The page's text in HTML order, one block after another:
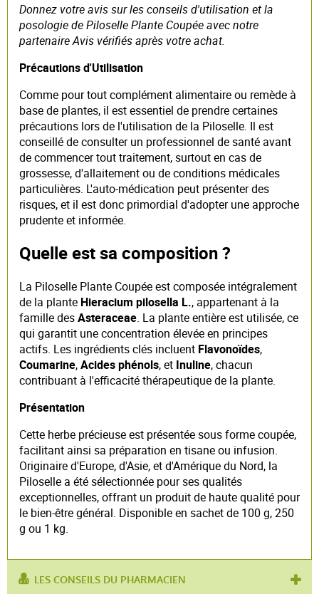
Donnez votre avis sur les conseils d'utilisation et la
posologie de Piloselle Plante Coupée avec notre
partenaire Avis vérifiés après votre achat.
Précautions d'Utilisation
Comme pour tout complément alimentaire ou remède à
base de plantes, il est essentiel de prendre certaines
précautions lors de l'utilisation de la Piloselle. Il est
conseillé de consulter un professionnel de santé avant
de commencer tout traitement, surtout en cas de
grossesse, d'allaitement ou de conditions médicales
particulières. L'auto-médication peut présenter des
risques, et il est donc primordial d'adopter une approche
prudente et informée.
Quelle est sa composition ?
La Piloselle Plante Coupée est composée intégralement
de la plante Hieracium pilosella L., appartenant à la
famille desAsteraceae. La plante entière est utilisée, ce
qui garantit une concentration élevée en principes
actifs. Les ingrédients clés incluent Flavonoïdes,
Coumarine,Acides phénols, et Inuline, chacun
contribuant à l'efficacité thérapeutique de la plante.
Présentation
Cette herbe précieuse est présentée sous forme coupée,
facilitant ainsi sa préparation en tisane ou infusion.
Originaire d'Europe, d'Asie, et d'Amérique du Nord, la
Piloselle a été sélectionnée pour ses qualités
exceptionnelles, offrant un produit de haute qualité pour
le bien-être général. Disponible en sachet de 100 g, 250
g ou 1 kg.
LES CONSEILS DU PHARMACIEN